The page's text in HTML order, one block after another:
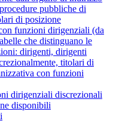
pubbliche di
di posizione
funzioni dirigenziali (da
che distinguano le
dirigenti, dirigenti
titolari di
con funzioni
dirigenziali discrezionali
disponibili